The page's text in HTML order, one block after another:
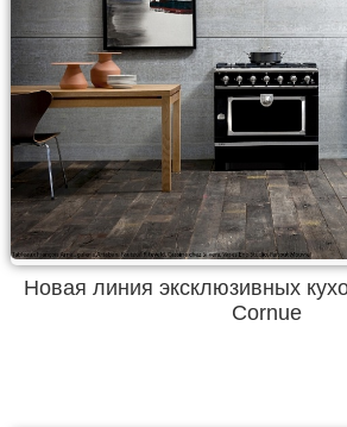
Новая линия эксклюзивных
Cornue